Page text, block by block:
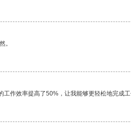
。
作效率提高了50%，让我能够更轻松地完成工